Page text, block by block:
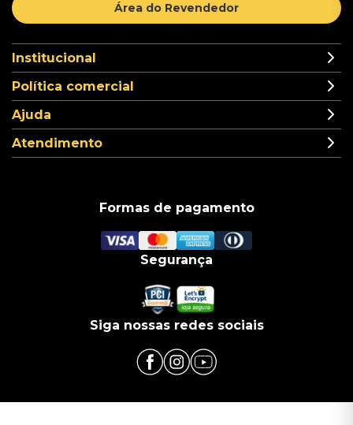
Área do Revendedor
Institucional
Política comercial
Ajuda
Atendimento
Formas de pagamento
Segurança
Siga nossas redes sociais